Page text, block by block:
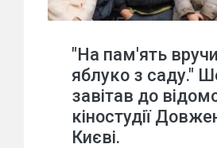
"На пам'ять
яблуко з саду."
завітав до
кіностудії
Києві.